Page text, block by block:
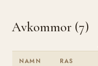
Avkommor (7)
NAMN RAS